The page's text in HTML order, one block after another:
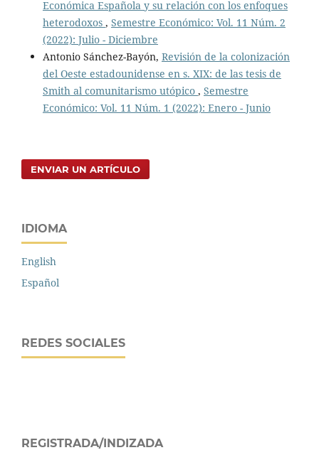
Económica Española y su relación con los enfoques
heterodoxos , Semestre Económico: Vol. 11 Núm. 2
(2022): Julio - Diciembre
Antonio Sánchez-Bayón, Revisión de la colonización
del Oeste estadounidense en s. XIX: de las tesis de
Smith al comunitarismo utópico , Semestre
Económico: Vol. 11 Núm. 1 (2022): Enero - Junio
ENVIAR UN ARTÍCULO
IDIOMA
English
Español
REDES SOCIALES
REGISTRADA/INDIZADA